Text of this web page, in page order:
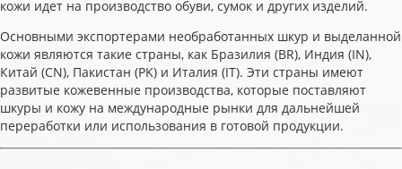
кожи идет на производство обуви, сумок и других изделий.
Основными экспортерами необработанных шкур и выделанной
кожи являются такие страны, как Бразилия (BR), Индия (IN),
Китай (CN), Пакистан (PK) и Италия (IT). Эти страны имеют
развитые кожевенные производства, которые поставляют
шкуры и кожу на международные рынки для дальнейшей
переработки или использования в готовой продукции.